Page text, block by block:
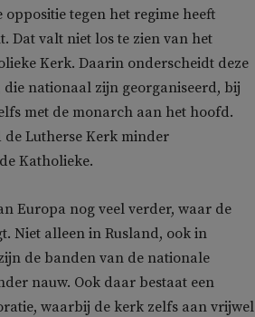
tegen het regime heeft
Dat valt niet los te zien van het
Kerk. Daarin onderscheidt deze
nationaal zijn georganiseerd, bij
met de monarch aan het hoofd.
Lutherse Kerk minder
Katholieke.
Europa nog veel verder, waar de
Niet alleen in Rusland, ook in
de banden van de nationale
nauw. Ook daar bestaat een
waarbij de kerk zelfs aan vrijwel